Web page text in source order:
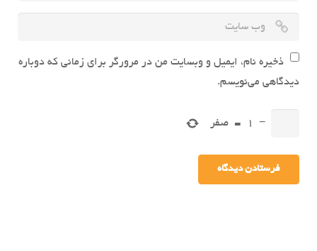
ذخیره نام، ایمیل و وبسایت من در مرورگر برای زمانی که دوباره
دیدگاهی می‌نویسم.
−
1
= صفر